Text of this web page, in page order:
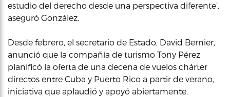
estudio del derecho desde una perspectiva diferente’,
aseguró González.
Desde febrero, el secretario de Estado, David Bernier,
anunció que la compañía de turismo Tony Pérez
planificó la oferta de una decena de vuelos chárter
directos entre Cuba y Puerto Rico a partir de verano,
iniciativa que aplaudió y apoyó abiertamente.